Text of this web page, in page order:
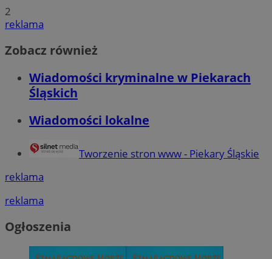
2
reklama
Zobacz również
Wiadomości kryminalne w Piekarach
Śląskich
Wiadomości lokalne
Tworzenie stron www - Piekary Śląskie
reklama
reklama
Ogłoszenia